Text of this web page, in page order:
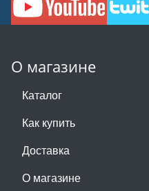
О магазине
Каталог
Как купить
Доставка
О магазине